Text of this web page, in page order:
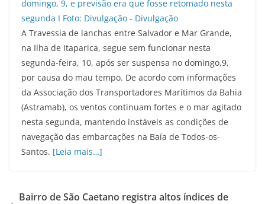
A Travessia de lanchas entre Salvador e Mar Grande,
na Ilha de Itaparica, segue sem funcionar nesta
segunda-feira, 10, após ser suspensa no domingo,9,
por causa do mau tempo. De acordo com informações
da Associação dos Transportadores Marítimos da Bahia
(Astramab), os ventos continuam fortes e o mar agitado
nesta segunda, mantendo instáveis as condições de
navegação das embarcações na Baía de Todos-os-
Santos. [Leia mais…]
Bairro de São Caetano registra altos índices de